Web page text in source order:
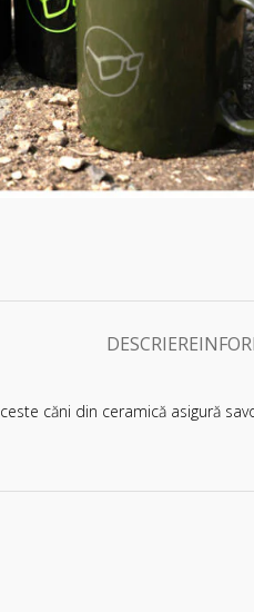
DESCRIERE
căni din ceramică asigură